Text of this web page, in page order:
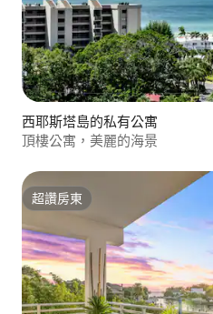
西耶斯塔島的私有公寓
頂樓公寓，美麗的海景
超讚房東
超讚房東